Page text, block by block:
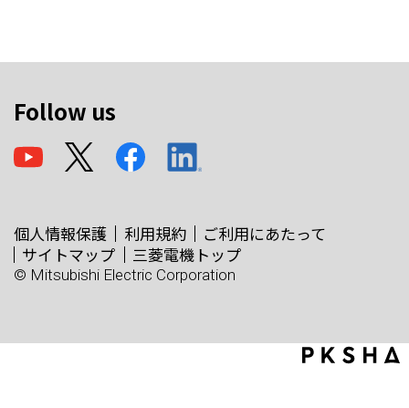
Follow us
個人情報保護 利用規約
ご利用にあたって
サイトマップ
三菱電機トップ
© Mitsubishi Electric Corporation